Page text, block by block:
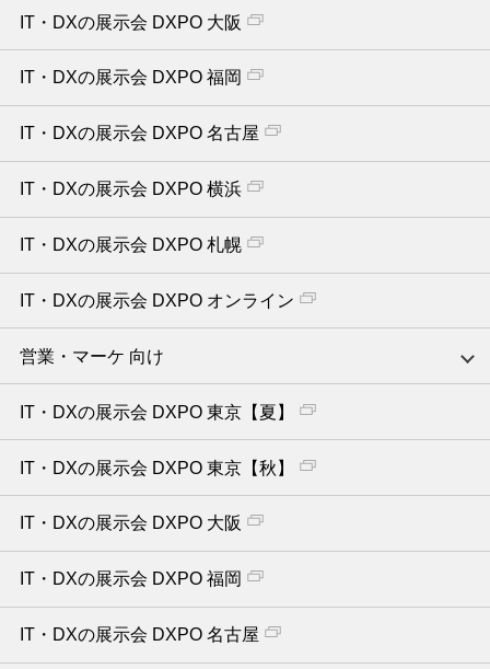
IT・DXの展示会 DXPO 大阪
IT・DXの展示会 DXPO 福岡
IT・DXの展示会 DXPO 名古屋
IT・DXの展示会 DXPO 横浜
IT・DXの展示会 DXPO 札幌
IT・DXの展示会 DXPO オンライン
営業・マーケ 向け
IT・DXの展示会 DXPO 東京【夏】
IT・DXの展示会 DXPO 東京【秋】
IT・DXの展示会 DXPO 大阪
IT・DXの展示会 DXPO 福岡
IT・DXの展示会 DXPO 名古屋